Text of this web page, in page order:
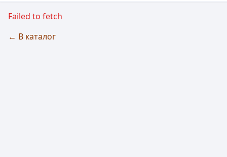
Failed to fetch
← В каталог